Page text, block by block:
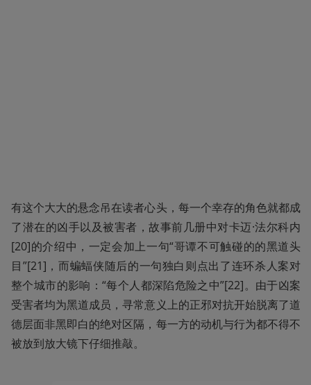
有这个大大的悬念吊在读者心头，每一个幸存的角色就都成
了潜在的凶手以及被害者，故事前几册中对卡迈·法尔科内
[20]的介绍中，一定会加上一句“哥谭不可触碰的的黑道头
目”[21]，而蝙蝠侠随后的一句独白则点出了连环杀人案对
整个城市的影响：“每个人都深陷危险之中”[22]。由于凶案
受害者均为黑道成员，寻常意义上的正邪对抗开始脱离了道
德层面非黑即白的绝对区隔，每一方的动机与行为都不得不
被放到放大镜下仔细推敲。